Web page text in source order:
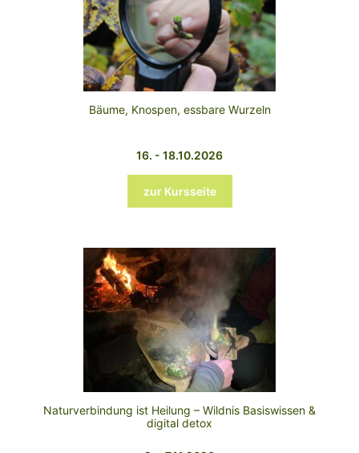
Bäume, Knospen, essbare Wurzeln
16. - 18.10.2026
zur Kursseite
Naturverbindung ist Heilung – Wildnis Basiswissen &
digital detox